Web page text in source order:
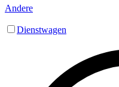
Andere
Dienstwagen